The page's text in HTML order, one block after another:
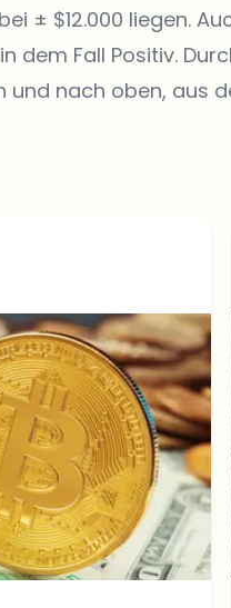
± $12.000 liegen.
dem Fall Positiv.
und nach oben, aus